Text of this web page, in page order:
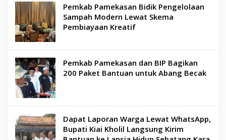
Pemkab Pamekasan Bidik Pengelolaan
Sampah Modern Lewat Skema
Pembiayaan Kreatif
Pemkab Pamekasan dan BIP Bagikan
200 Paket Bantuan untuk Abang Becak
Dapat Laporan Warga Lewat WhatsApp,
Bupati Kiai Kholil Langsung Kirim